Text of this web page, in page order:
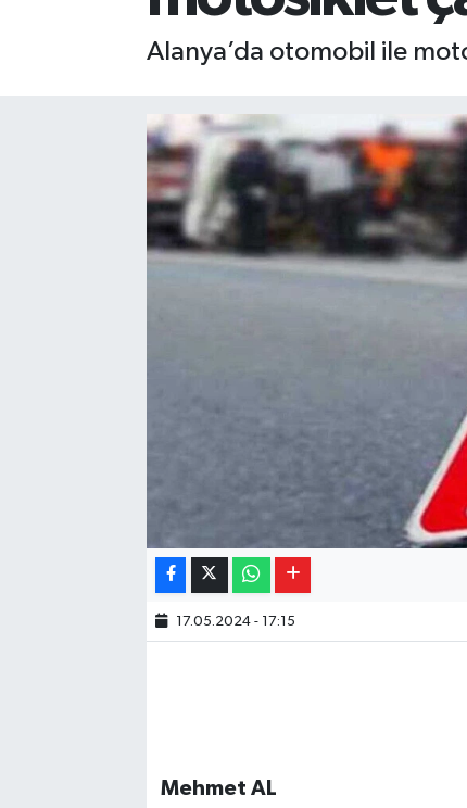
Alanya’da otomobil ile
17.05.2024 - 17:15
Mehmet AL
Gizlilik İlkeleri - Privacy Policy